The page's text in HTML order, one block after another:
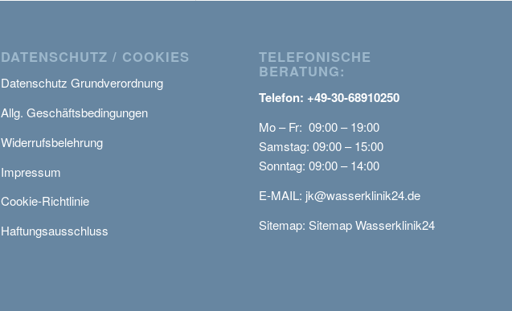
DATENSCHUTZ / COOKIES
Datenschutz Grundverordnung
Allg. Geschäftsbedingungen
Widerrufsbelehrung
Impressum
Cookie-Richtlinie
Haftungsausschluss
TELEFONISCHE
BERATUNG:
Telefon: +49-30-68910250
Mo – Fr: 09:00 – 19:00
Samstag: 09:00 – 15:00
Sonntag: 09:00 – 14:00
E-MAIL: jk@wasserklinik24.de
Sitemap: Sitemap Wasserklinik24